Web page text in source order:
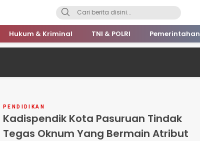
Hukum & Kriminal TNI & POLRI Pemerintahan
PENDIDIKAN
Kadispendik Kota Pasuruan Tindak
Tegas Oknum Yang Bermain Atribut